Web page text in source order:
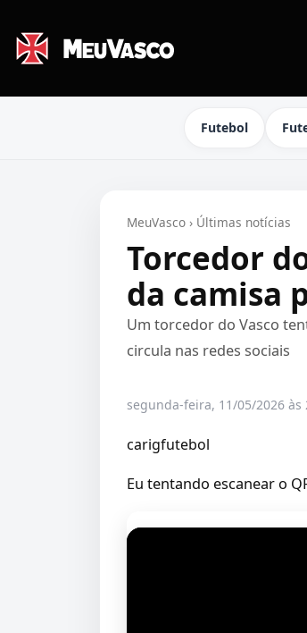
Futebol
MeuVasco › Últimas notícias
Torcedor
da camisa
Um torcedor do Vasco
circula nas redes sociais
segunda-feira, 11/05/2026 às
carigfutebol
Eu tentando escanear o